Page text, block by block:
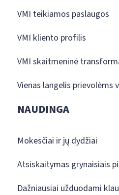
VMI teikiamos paslaugos
VMI kliento profilis
VMI skaitmeninė
Vienas langelis prievolėms
NAUDINGA
Mokesčiai ir jų dydžiai
Atsiskaitymas grynaisiais
Dažniausiai užduodami